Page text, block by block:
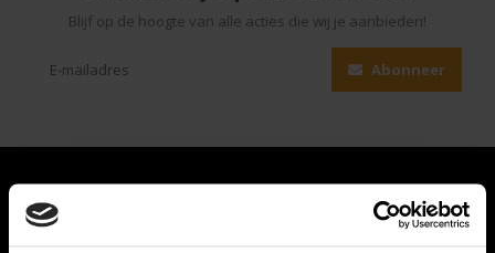
Blijf op de hoogte van alle acties die wij je aanbieden!
Abonneer